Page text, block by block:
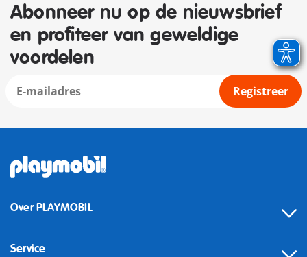
Abonneer nu op de nieuwsbrief
en profiteer van geweldige
voordelen
Registreer
Over PLAYMOBIL
Service